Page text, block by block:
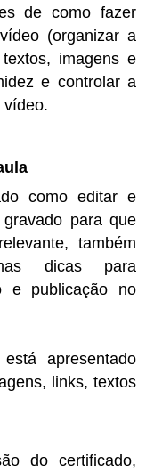
de como fazer
(organizar a
imagens e
e controlar a
vídeo.
como editar e
para que
também
dicas para
e publicação no
apresentado
links, textos
do certificado,